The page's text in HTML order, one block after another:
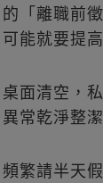
的「離職前
可能就要提
桌面清空，
異常乾淨整
頻繁請半天